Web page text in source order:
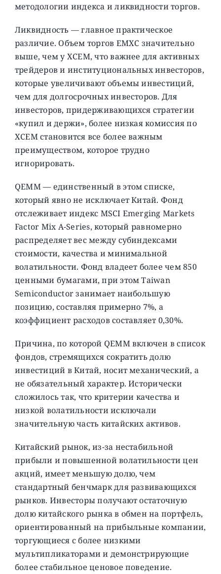
методологии индекса и ликвидности торгов.
Ликвидность — главное практическое
различие. Объем торгов EMXC значительно
выше, чем у XCEM, что важнее для активных
трейдеров и институциональных инвесторов,
которые увеличивают объемы инвестиций,
чем для долгосрочных инвесторов. Для
инвесторов, придерживающихся стратегии
«купил и держи», более низкая комиссия по
XCEM становится все более важным
преимуществом, которое трудно
игнорировать.
QEMM — единственный в этом списке,
который явно не исключает Китай. Фонд
отслеживает индекс MSCI Emerging Markets
Factor Mix A-Series, который равномерно
распределяет вес между субиндексами
стоимости, качества и минимальной
волатильности. Фонд владеет более чем 850
ценными бумагами, при этом Taiwan
Semiconductor занимает наибольшую
позицию, составляя примерно 7%, а
коэффициент расходов составляет 0,30%.
Причина, по которой QEMM включен в список
фондов, стремящихся сократить долю
инвестиций в Китай, носит механический, а
не обязательный характер. Исторически
сложилось так, что критерии качества и
низкой волатильности исключали
значительную часть китайских активов.
Китайский рынок, из-за нестабильной
прибыли и повышенной волатильности цен
акций, имеет меньшую долю, чем
стандартный бенчмарк для развивающихся
рынков. Инвесторы получают остаточную
долю китайского рынка в обмен на портфель,
ориентированный на прибыльные компании,
торгующиеся с более низкими
мультипликаторами и демонстрирующие
более стабильное ценовое поведение.